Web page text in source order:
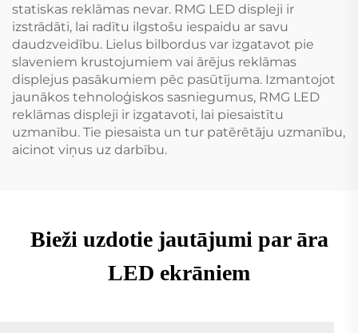
statiskas reklāmas nevar. RMG LED displeji ir
izstrādāti, lai radītu ilgstošu iespaidu ar savu
daudzveidību. Lielus bilbordus var izgatavot pie
slaveniem krustojumiem vai ārējus reklāmas
displejus pasākumiem pēc pasūtījuma. Izmantojot
jaunākos tehnoloģiskos sasniegumus, RMG LED
reklāmas displeji ir izgatavoti, lai piesaistītu
uzmanību. Tie piesaista un tur patērētāju uzmanību,
aicinot viņus uz darbību.
Bieži uzdotie jautājumi par āra
LED ekrāniem